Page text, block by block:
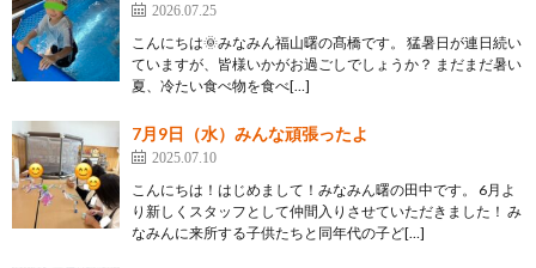
2026.07.25
こんにちは🌞みなみん福山曙の髙橋です。 猛暑日が連日続い
ていますが、皆様いかがお過ごしでしょうか？ まだまだ暑い
夏、冷たい食べ物を食べ[…]
7月9日（水）みんな頑張ったよ
2025.07.10
こんにちは！はじめまして！みなみん曙の田中です。 6月よ
り新しくスタッフとして仲間入りさせていただきました！ み
なみんに来所する子供たちと同年代の子ど[…]